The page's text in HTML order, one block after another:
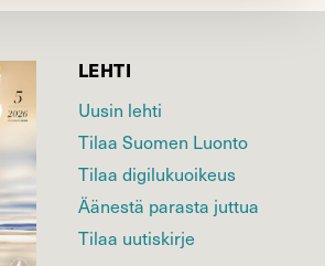
LEHTI
Uusin lehti
Tilaa Suomen Luonto
Tilaa digilukuoikeus
Äänestä parasta juttua
Tilaa uutiskirje